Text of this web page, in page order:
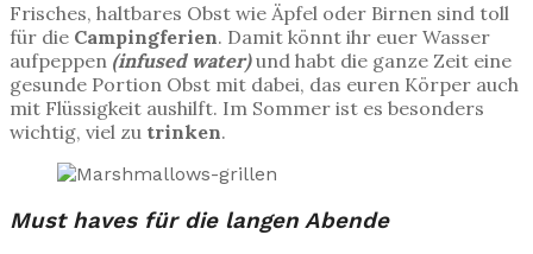
Frisches, haltbares Obst wie Äpfel oder Birnen sind toll
für die Campingferien. Damit könnt ihr euer Wasser
aufpeppen (infused water)und habt die ganze Zeit eine
gesunde Portion Obst mit dabei, das euren Körper auch
mit Flüssigkeit aushilft. Im Sommer ist es besonders
wichtig, viel zu trinken.
Must haves für die langen Abende